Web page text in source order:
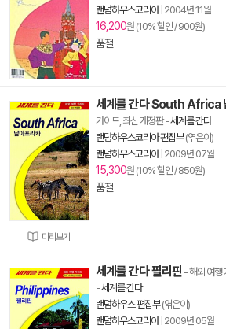
랜덤하우스코리아| 2004년 11월
16,200원 (10% 할인 / 900원)
품절
미리보기
세계를 간다 South Africa
가이드, 최신 개정판-세계를 간다
랜덤하우스코리아 편집부(엮은이)
랜덤하우스코리아| 2009년 07월
15,300원 (10% 할인 / 850원)
품절
세계를 간다 필리핀 - 해외 여행
-세계를 간다
랜덤하우스 편집부(엮은이)
랜덤하우스코리아| 2009년 05월